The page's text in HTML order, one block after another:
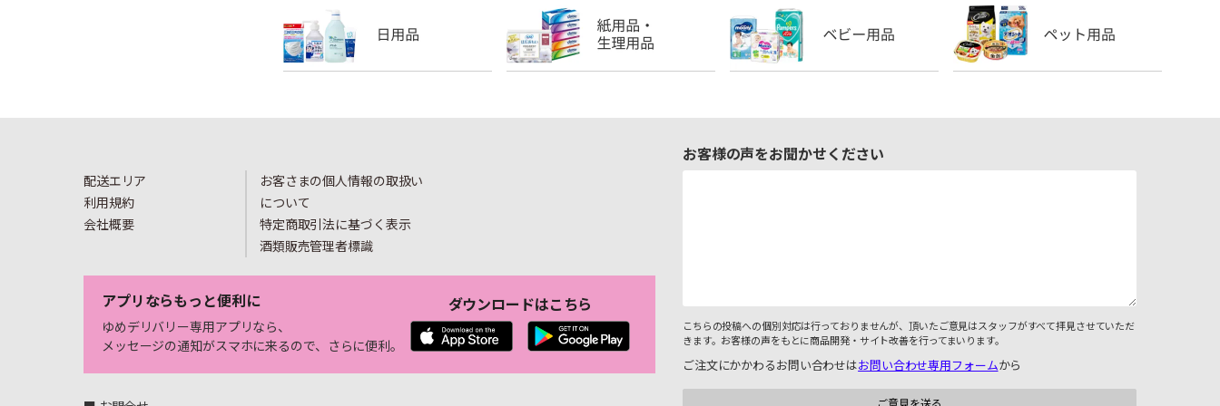
配送エリア
利用規約
会社概要
お客さまの個人情報の取扱い
について
特定商取引法に基づく表示
酒類販売管理者標識
アプリならもっと便利に
ゆめデリバリー専用アプリなら、
メッセージの通知がスマホに来るので、さらに便利。
ダウンロードはこちら
お客様の声をお聞かせください
こちらの投稿への個別対応は行っておりませんが、頂いたご意見はスタッフがすべて拝見させていただ
きます。お客様の声をもとに商品開発・サイト改善を行ってまいります。
ご注文にかかわるお問い合わせはお問い合わせ専用フォームから